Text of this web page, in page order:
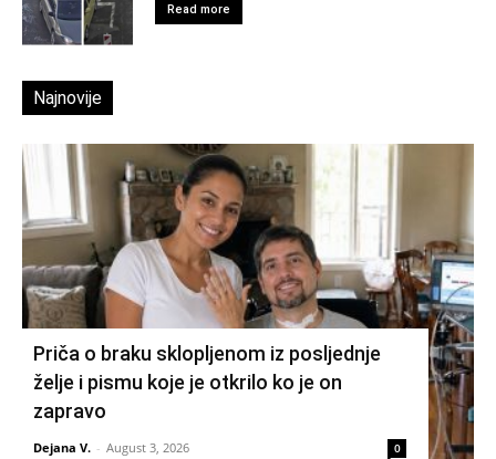
Read more
Najnovije
Priča o braku sklopljenom iz posljednje
želje i pismu koje je otkrilo ko je on
zapravo
Dejana V. - August 3, 2026 0